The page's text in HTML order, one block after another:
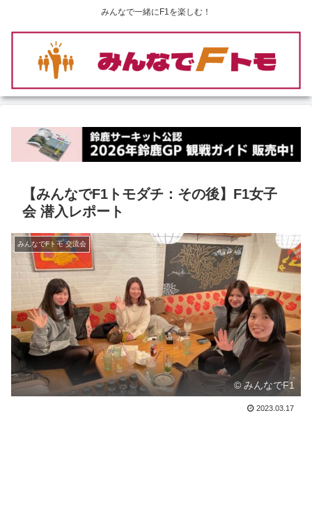
みんなで一緒にF1を楽しむ！
【みんなでF1トモダチ：その後】F1女子
会 潜入レポート
みんなでFトモ 交流会
© みんなでF1
2023.03.17